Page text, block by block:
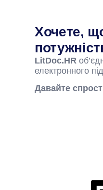
Хочете,
LitDoc.HR
електронного
Давайте